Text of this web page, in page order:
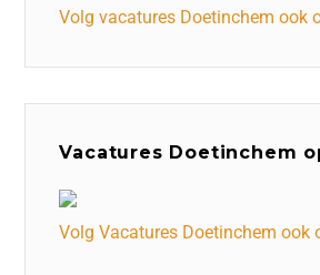
Volg vacatures Doetinchem ook
Vacatures Doetinchem
Volg Vacatures Doetinchem ook